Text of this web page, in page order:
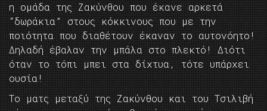
η ομάδα της Ζακύνθου που έκανε αρκετά
“δωράκια” στους κόκκινους που με την
ποιότητα που διαθέτουν έκαναν το αυτονόητο!
Δηλαδή έβαλαν την μπάλα στο πλεκτό! Διότι
όταν το τόπι μπει στα δίχτυα, τότε υπάρχει
ουσία!
Το ματς μεταξύ της Ζακύνθου και του Τσιλιβή